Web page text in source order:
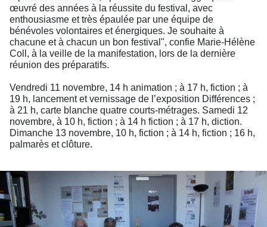
œuvré des années à la réussite du festival, avec
enthousiasme et très épaulée par une équipe de
bénévoles volontaires et énergiques. Je souhaite à
chacune et à chacun un bon festival", confie Marie-Hélène
Coll, à la veille de la manifestation, lors de la dernière
réunion des préparatifs.
Vendredi 11 novembre, 14 h animation ; à 17 h, fiction ; à
19 h, lancement et vernissage de l’exposition Différences ;
à 21 h, carte blanche quatre courts-métrages. Samedi 12
novembre, à 10 h, fiction ; à 14 h fiction ; à 17 h, diction.
Dimanche 13 novembre, 10 h, fiction ; à 14 h, fiction ; 16 h,
palmarès et clôture.